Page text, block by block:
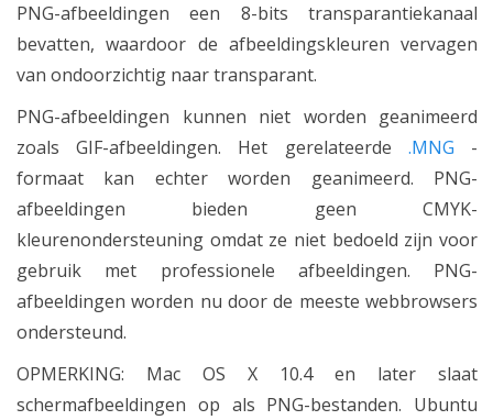
PNG-afbeeldingen een 8-bits transparantiekanaal
bevatten, waardoor de afbeeldingskleuren vervagen
van ondoorzichtig naar transparant.
PNG-afbeeldingen kunnen niet worden geanimeerd
zoals GIF-afbeeldingen. Het gerelateerde .MNG -
formaat kan echter worden geanimeerd. PNG-
afbeeldingen bieden geen CMYK-
kleurenondersteuning omdat ze niet bedoeld zijn voor
gebruik met professionele afbeeldingen. PNG-
afbeeldingen worden nu door de meeste webbrowsers
ondersteund.
OPMERKING: Mac OS X 10.4 en later slaat
schermafbeeldingen op als PNG-bestanden. Ubuntu